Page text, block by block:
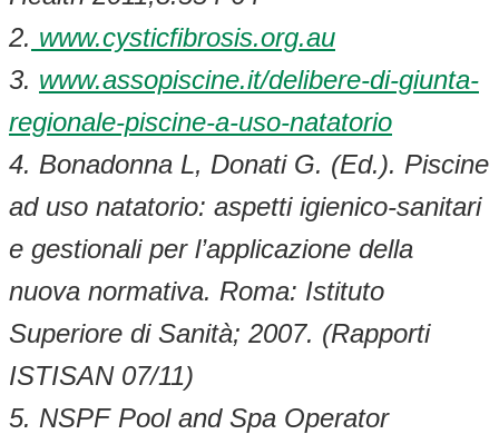
2. www.cysticfibrosis.org.au
3. www.assopiscine.it/delibere-di-giunta-
regionale-piscine-a-uso-natatorio
4. Bonadonna L, Donati G. (Ed.). Piscine
ad uso natatorio: aspetti igienico-sanitari
e gestionali per l’applicazione della
nuova normativa. Roma: Istituto
Superiore di Sanità; 2007. (Rapporti
ISTISAN 07/11)
5. NSPF Pool and Spa Operator